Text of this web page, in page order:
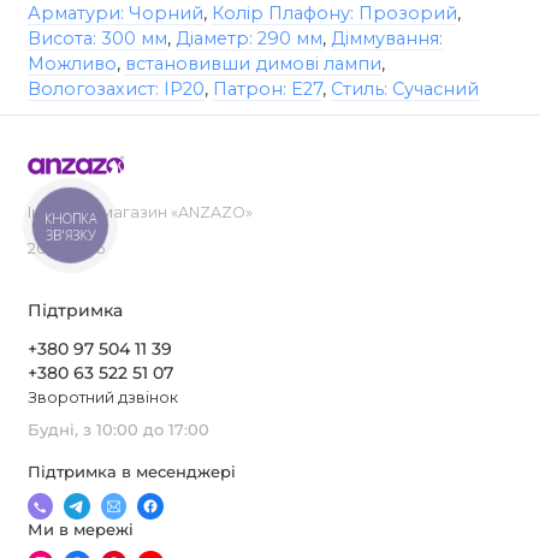
Арматури: Чорний, Колір Плафону: Прозорий,
Висота: 300 мм, Діаметр: 290 мм, Діммування:
Можливо, встановивши димові лампи,
Вологозахист: IP20, Патрон: E27, Стиль: Сучасний
Інтернет-магазин «ANZAZO»
2019-2026
Підтримка
+380 97 504 11 39
+380 63 522 51 07
Зворотний дзвінок
Будні, з 10:00 до 17:00
Підтримка в месенджері
Ми в мережі
КНОПКА
ЗВ'ЯЗКУ